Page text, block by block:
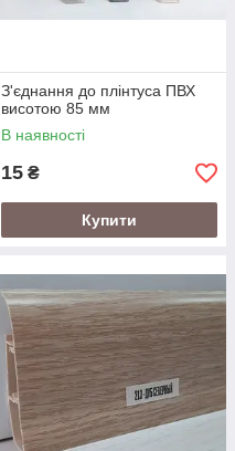
З'єднання до плінтуса ПВХ
висотою 85 мм
В наявності
15 ₴
Купити